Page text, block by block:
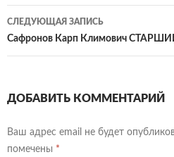
записям
СЛЕДУЮЩАЯ ЗАПИСЬ
Сафронов Карп Климович
ДОБАВИТЬ КОММЕНТАРИЙ
Ваш адрес email не будет
помечены *